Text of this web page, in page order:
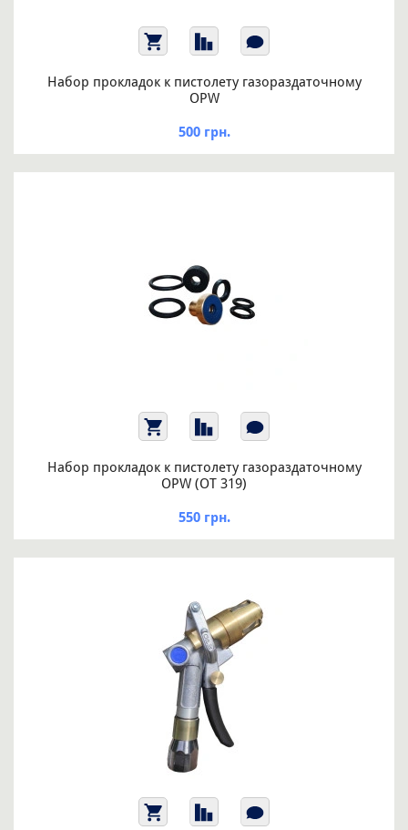
Набор прокладок к пистолету газораздаточному
OPW
500 грн.
Набор прокладок к пистолету газораздаточному
OPW (ОТ 319)
550 грн.